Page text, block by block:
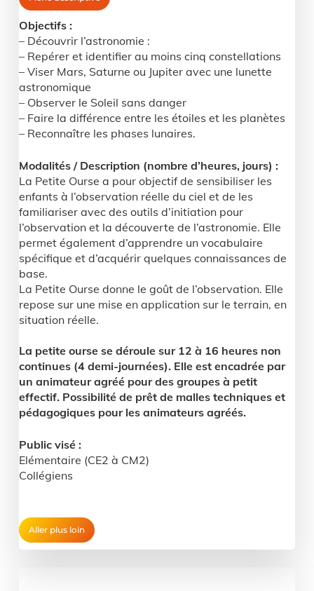
Objectifs :
– Découvrir l’astronomie :
– Repérer et identifier au moins cinq constellations
– Viser Mars, Saturne ou Jupiter avec une lunette
astronomique
– Observer le Soleil sans danger
– Faire la différence entre les étoiles et les planètes
– Reconnaître les phases lunaires.
Modalités / Description (nombre d’heures, jours) :
La Petite Ourse a pour objectif de sensibiliser les
enfants à l’observation réelle du ciel et de les
familiariser avec des outils d’initiation pour
l’observation et la découverte de l’astronomie. Elle
permet également d’apprendre un vocabulaire
spécifique et d’acquérir quelques connaissances de
base.
La Petite Ourse donne le goût de l’observation. Elle
repose sur une mise en application sur le terrain, en
situation réelle.
La petite ourse se déroule sur 12 à 16 heures non
continues (4 demi-journées). Elle est encadrée par
un animateur agréé pour des groupes à petit
effectif. Possibilité de prêt de malles techniques et
pédagogiques pour les animateurs agréés.
Public visé :
Elémentaire (CE2 à CM2)
Collégiens
Aller plus loin